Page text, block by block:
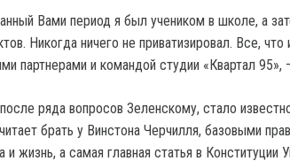
Вами период я был учеником в школе, а
Никогда ничего не приватизировал. Все,
партнерами и командой студии «Квартал
ряда вопросов Зеленскому, стало
брать у Винстона Черчилля, базовыми
и жизнь, а самая главная статья в Конституции